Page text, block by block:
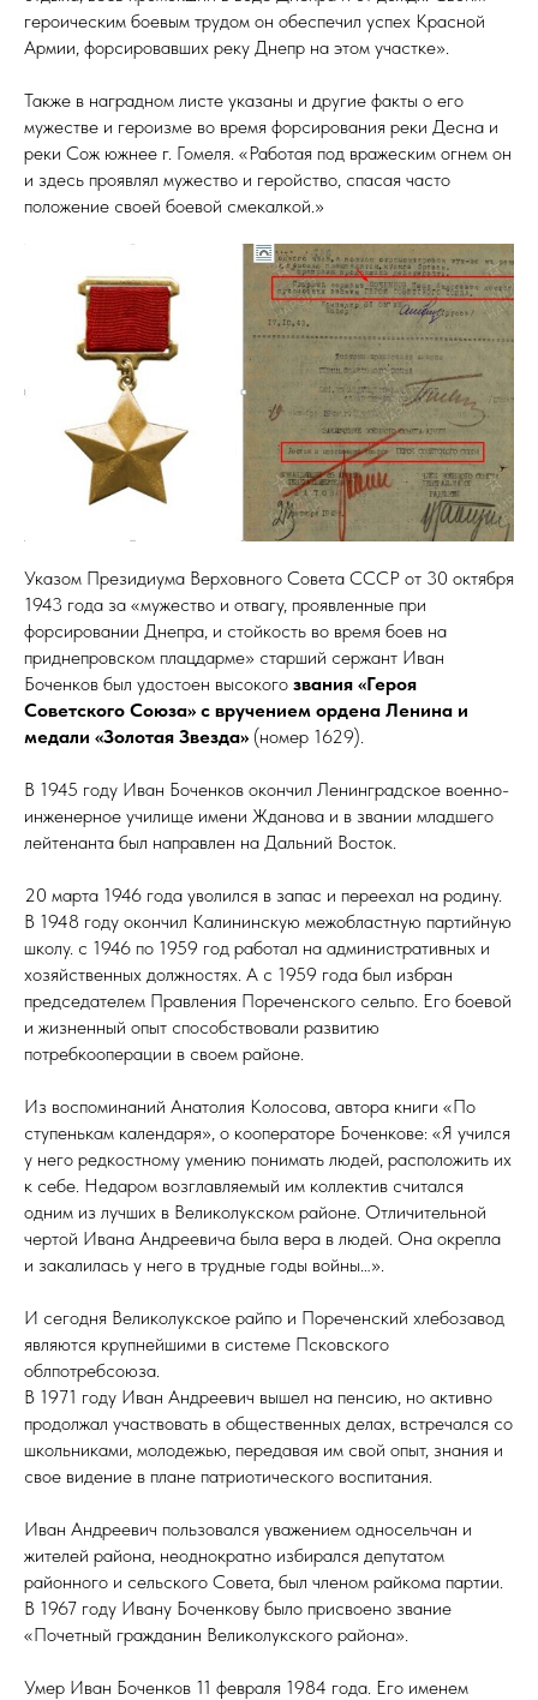
героическим боевым трудом он обеспечил успех Красной
Армии, форсировавших реку Днепр на этом участке».
Также в наградном листе указаны и другие факты о его
мужестве и героизме во время форсирования реки Десна и
реки Сож южнее г. Гомеля. «Работая под вражеским огнем он
и здесь проявлял мужество и геройство, спасая часто
положение своей боевой смекалкой.»
Указом Президиума Верховного Совета СССР от 30 октября
1943 года за «мужество и отвагу, проявленные при
форсировании Днепра, и стойкость во время боев на
приднепровском плацдарме» старший сержант Иван
Боченков был удостоен высокого звания «Героя
Советского Союза» с вручением ордена Ленина и
медали «Золотая Звезда» (номер 1629).
В 1945 году Иван Боченков окончил Ленинградское военно-
инженерное училище имени Жданова и в звании младшего
лейтенанта был направлен на Дальний Восток.
20 марта 1946 года уволился в запас и переехал на родину.
В 1948 году окончил Калининскую межобластную партийную
школу. с 1946 по 1959 год работал на административных и
хозяйственных должностях. А с 1959 года был избран
председателем Правления Пореченского сельпо. Его боевой
и жизненный опыт способствовали развитию
потребкооперации в своем районе.
Из воспоминаний Анатолия Колосова, автора книги «По
ступенькам календаря», о кооператоре Боченкове: «Я учился
у него редкостному умению понимать людей, расположить их
к себе. Недаром возглавляемый им коллектив считался
одним из лучших в Великолукском районе. Отличительной
чертой Ивана Андреевича была вера в людей. Она окрепла
и закалилась у него в трудные годы войны…».
И сегодня Великолукское райпо и Пореченский хлебозавод
являются крупнейшими в системе Псковского
облпотребсоюза.
В 1971 году Иван Андреевич вышел на пенсию, но активно
продолжал участвовать в общественных делах, встречался со
школьниками, молодежью, передавая им свой опыт, знания и
свое видение в плане патриотического воспитания.
Иван Андреевич пользовался уважением односельчан и
жителей района, неоднократно избирался депутатом
районного и сельского Совета, был членом райкома партии.
В 1967 году Ивану Боченкову было присвоено звание
«Почетный гражданин Великолукского района».
Умер Иван Боченков 11 февраля 1984 года. Его именем